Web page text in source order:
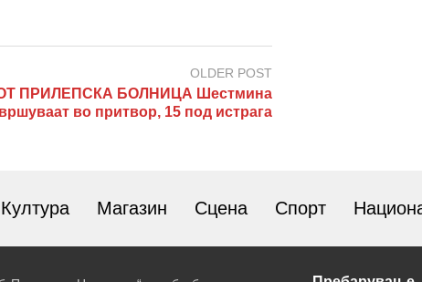
OLDER POST
ПРИЛЕПСКА БОЛНИЦА Шестмина
во притвор, 15 под истрага
Култура Магазин Сцена Спорт